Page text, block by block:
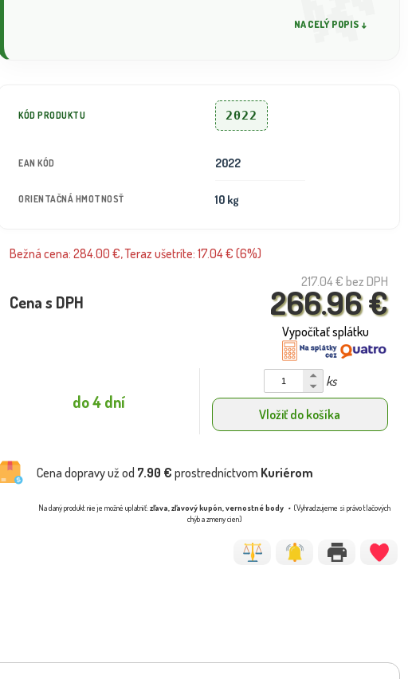
NA CELÝ POPIS ↓
KÓD PRODUKTU 2022
EAN KÓD 2022
ORIENTAČNÁ HMOTNOSŤ 10 kg
Bežná cena: 284.00 €, Teraz ušetríte: 17.04 € (6%)
217.04 € bez DPH
266.96 €
Cena s DPH
Vypočítať splátku
do 4 dní
ks
Vložiť do košíka
Cena dopravy už od 7.90 € prostredníctvom Kuriérom
Na daný produkt nie je možné uplatniť:zľava, zľavový kupón, vernostné body
(Vyhradzujeme si právo tlačových
chýb a zmeny cien)